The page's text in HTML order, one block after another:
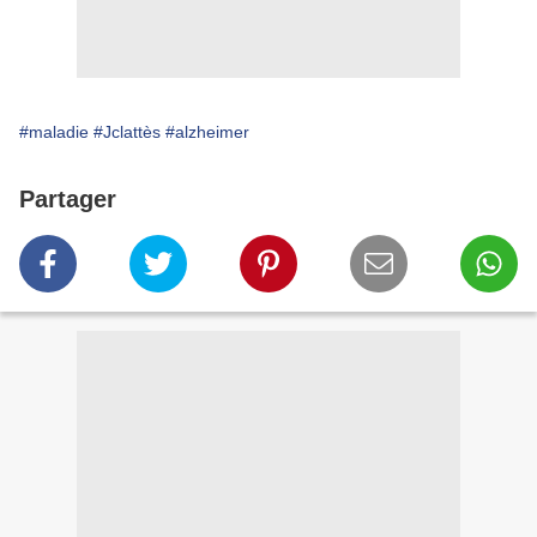
#maladie #Jclattès #alzheimer
Partager